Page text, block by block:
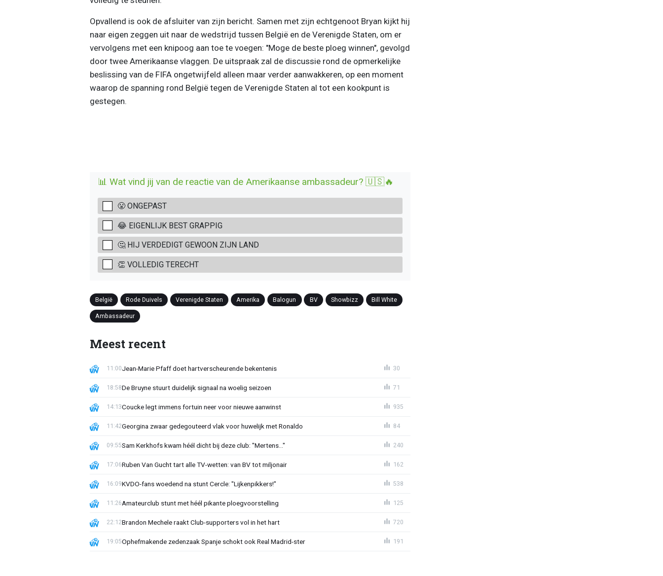
Opvallend is ook de afsluiter van zijn bericht. Samen met zijn echtgenoot Bryan kijkt hij
naar eigen zeggen uit naar de wedstrijd tussen België en de Verenigde Staten, om er
vervolgens met een knipoog aan toe te voegen: "Moge de beste ploeg winnen", gevolgd
door twee Amerikaanse vlaggen. De uitspraak zal de discussie rond de opmerkelijke
beslissing van de FIFA ongetwijfeld alleen maar verder aanwakkeren, op een moment
waarop de spanning rond België tegen de Verenigde Staten al tot een kookpunt is
gestegen.
📊 Wat vind jij van de reactie van de Amerikaanse ambassadeur? 🇺🇸🔥
😤 ONGEPAST
😂 EIGENLIJK BEST GRAPPIG
🤔 HIJ VERDEDIGT GEWOON ZIJN LAND
👏 VOLLEDIG TERECHT
België Rode Duivels Verenigde Staten Amerika Balogun BV Showbizz Bill White
Ambassadeur
Meest recent
Jean-Marie Pfaff doet hartverscheurende bekentenis
11:00 30
De Bruyne stuurt duidelijk signaal na woelig seizoen
18:58 71
Coucke legt immens fortuin neer voor nieuwe aanwinst
14:13 935
Georgina zwaar gedegouteerd vlak voor huwelijk met Ronaldo
11:42 84
Sam Kerkhofs kwam héél dicht bij deze club: "Mertens..."
09:55 240
Ruben Van Gucht tart alle TV-wetten: van BV tot miljonair
17:06 162
KVDO-fans woedend na stunt Cercle: "Lijkenpikkers!"
16:09 538
Amateurclub stunt met héél pikante ploegvoorstelling
11:26 125
Brandon Mechele raakt Club-supporters vol in het hart
22:12 720
Ophefmakende zedenzaak Spanje schokt ook Real Madrid-ster
19:05 191